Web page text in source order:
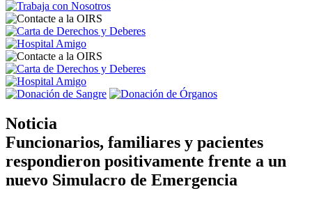
Noticia
Funcionarios, familiares y pacientes
respondieron positivamente frente a un
nuevo Simulacro de Emergencia